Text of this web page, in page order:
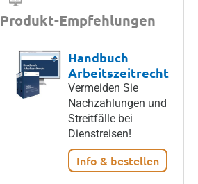
Produkt-Empfehlungen
Handbuch
Arbeitszeitrecht
Vermeiden Sie
Nachzahlungen und
Streitfälle bei
Dienstreisen!
Info & bestellen